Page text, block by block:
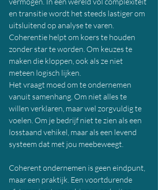
en transitie wordt het steeds lastiger om
uitsluitend op analyse te varen.
Coherentie helpt om koers te houden
zonder star te worden. Om keuzes te
maken die kloppen, ook als ze niet
meteen logisch lijken.
Het vraagt moed om te ondernemen
vanuit samenhang. Om niet alles te
willen verklaren, maar wel zorgvuldig te
voelen. Om je bedrijf niet te zien als een
losstaand vehikel, maar als een levend
systeem dat met jou meebeweegt.
Coherent ondernemen is geen eindpunt,
maar een praktijk. Een voortdurende